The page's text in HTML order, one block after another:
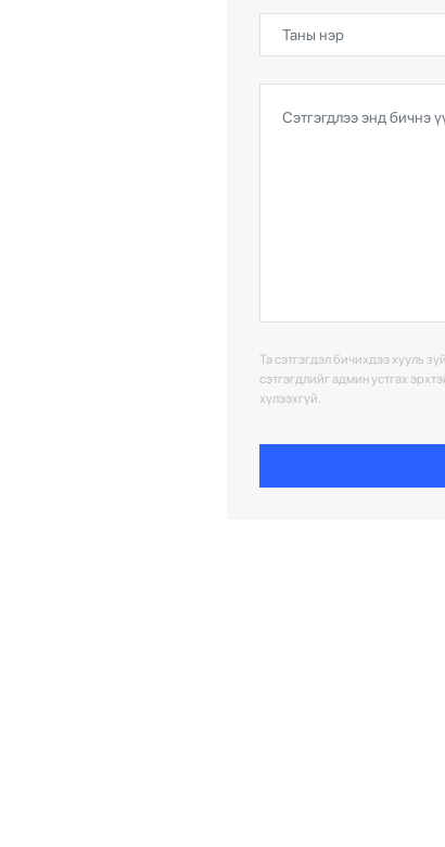
Та сэтгэгдэл бичихдээ хууль
сэтгэгдлийг админ устгах
хүлээхгүй.